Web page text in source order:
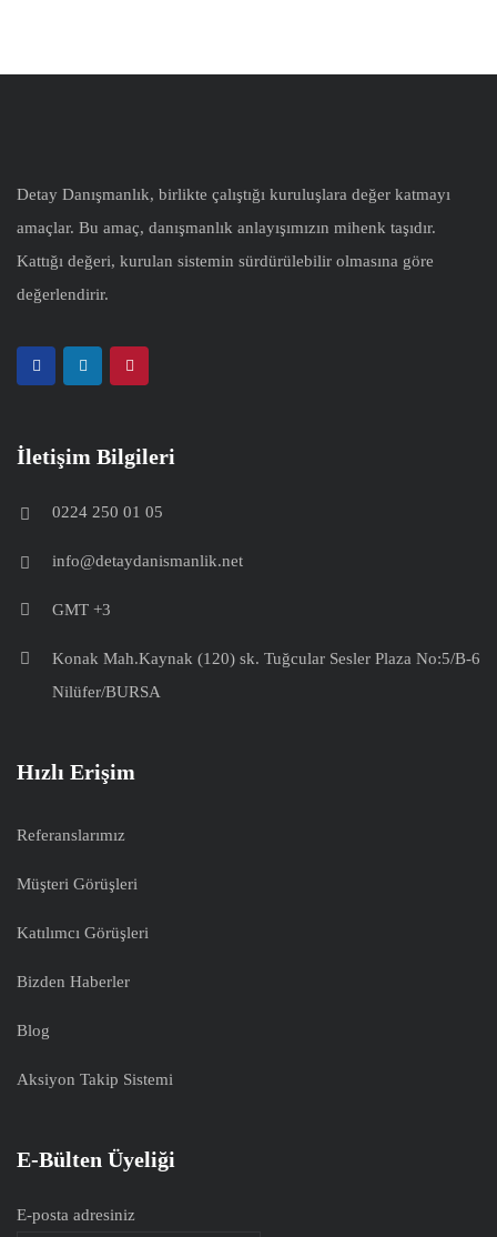
Detay Danışmanlık, birlikte çalıştığı kuruluşlara değer katmayı
amaçlar. Bu amaç, danışmanlık anlayışımızın mihenk taşıdır.
Kattığı değeri, kurulan sistemin sürdürülebilir olmasına göre
değerlendirir.
İletişim Bilgileri
0224 250 01 05
info@detaydanismanlik.net
GMT +3
Konak Mah.Kaynak (120) sk. Tuğcular Sesler Plaza No:5/B-6
Nilüfer/BURSA
Hızlı Erişim
Referanslarımız
Müşteri Görüşleri
Katılımcı Görüşleri
Bizden Haberler
Blog
Aksiyon Takip Sistemi
E-Bülten Üyeliği
E-posta adresiniz